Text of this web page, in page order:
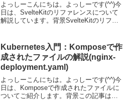
よっしーこんにちは。よっしーです(^^)今
日は、SvelteKitのリファレンスについて
解説しています。背景SvelteKitのリファ
に残しました。@sveltejs/...
Kubernetes入門：Komposeで作
成されたファイルの解説(nginx-
deployment.yaml)
よっしーこんにちは。よっしーです(^^)今
日は、Komposeで作成されたファイルに
ついてご紹介します。背景この記事は、